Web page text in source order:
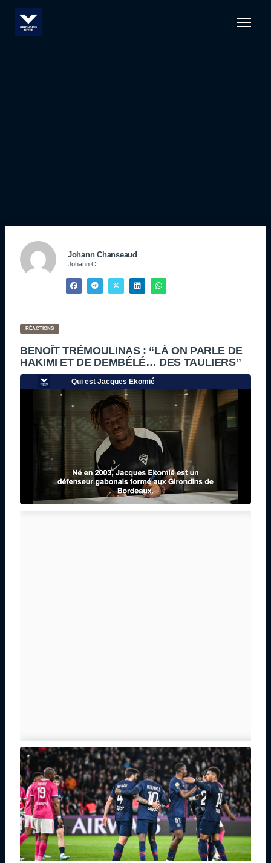
Johann Chanseaud
Johann C
RÉACTIONS
BENOÎT TRÉMOULINAS : “LÀ ON PARLE DE
HAKIMI ET DE DEMBÉLÉ… DES TAULIERS”